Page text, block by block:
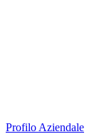
Profilo Aziendale